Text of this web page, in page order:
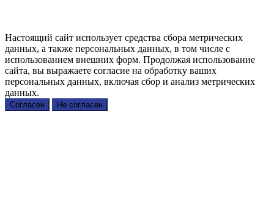
Настоящий сайт использует средства сбора метрических
данных, а также персональных данных, в том числе с
использованием внешних форм. Продолжая использование
сайта, вы выражаете согласие на обработку ваших
персональных данных, включая сбор и анализ метрических
данных.
Согласен Не согласен